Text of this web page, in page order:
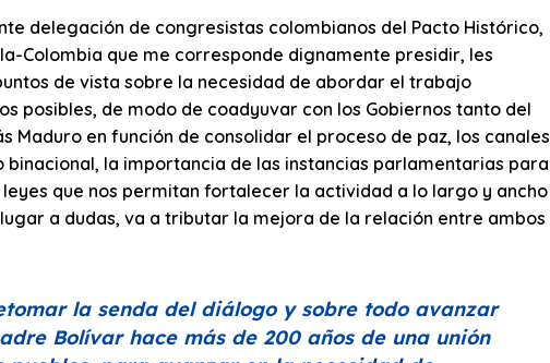
delegación de congresistas colombianos del Pacto Histórico,
Colombia que me corresponde dignamente presidir, les
de vista sobre la necesidad de abordar el trabajo
posibles, de modo de coadyuvar con los Gobiernos tanto del
Maduro en función de consolidar el proceso de paz, los canales
la importancia de las instancias parlamentarias para
que nos permitan fortalecer la actividad a lo largo y ancho
a dudas, va a tributar la mejora de la relación entre ambos
la senda del diálogo y sobre todo avanzar
Bolívar hace más de 200 años de una unión